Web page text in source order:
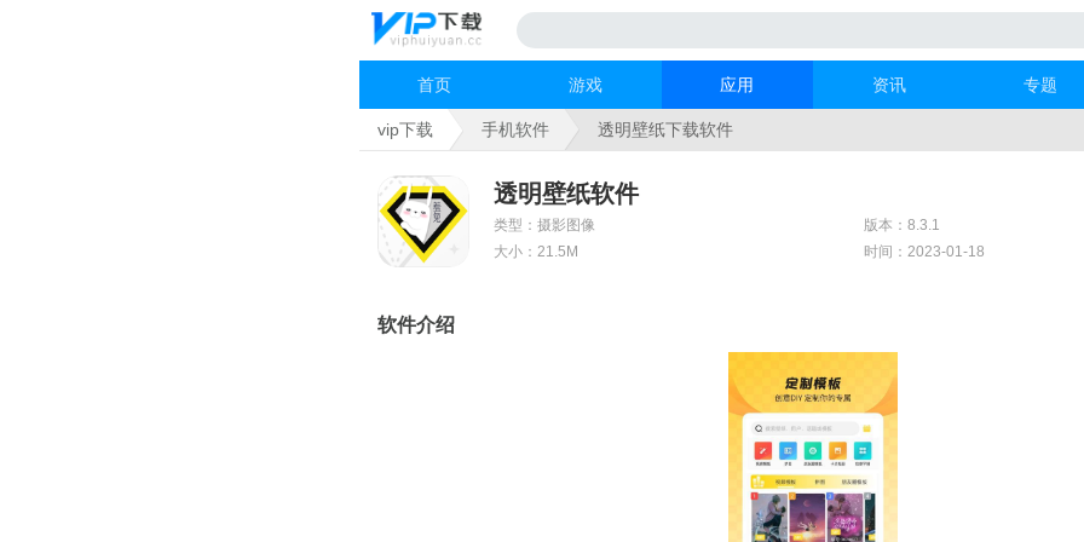
首页 游戏 应用 资讯 专题
vip下载 手机软件 透明壁纸下载软件
透明壁纸软件
类型：摄影图像
版本：8.3.1
大小：21.5M
时间：2023-01-18
软件介绍